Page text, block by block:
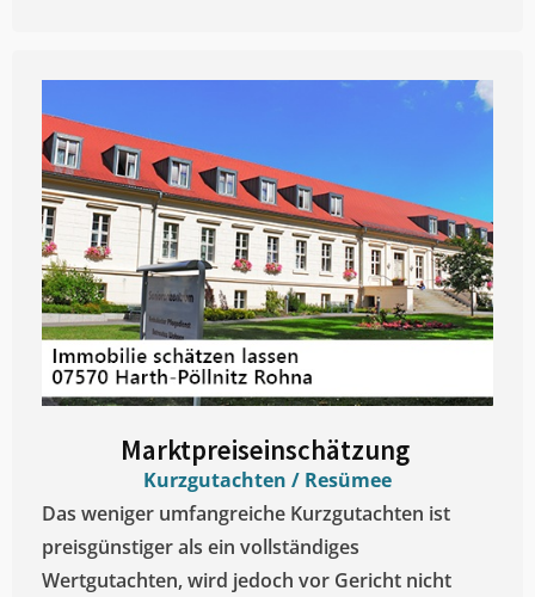
Marktpreiseinschätzung ​
Kurzgutachten / Resümee
Das weniger umfangreiche Kurzgutachten ist
preisgünstiger als ein vollständiges
Wertgutachten, wird jedoch vor Gericht nicht